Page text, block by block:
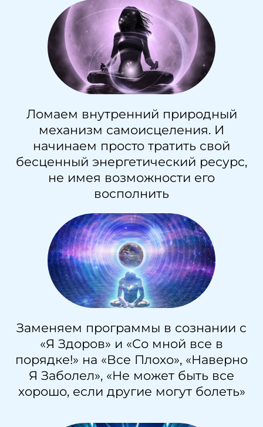
Ломаем внутренний природный
механизм самоисцеления. И
начинаем просто тратить свой
бесценный энергетический ресурс,
не имея возможности его
восполнить
Заменяем программы в сознании с
«Я Здоров» и «Со мной все в
порядке!» на «Все Плохо», «Наверно
Я Заболел», «Не может быть все
хорошо, если другие могут болеть»